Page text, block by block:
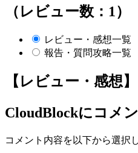
（レビュー数：1）
レビュー・感想一覧
報告・質問攻略一覧
【レビュー・感想】
CloudBlockにコメ
コメント内容を以下から選択